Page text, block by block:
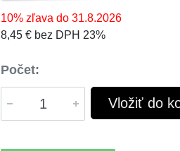
10% zľava do 31.8.2026
8,45 € bez DPH 23%
Počet:
Vložiť do